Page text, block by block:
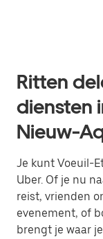
Ritten
diensten
Nieuw-
Je kunt Voeuil-
Uber. Of je nu
reist, vrienden
evenement, of
brengt je waar